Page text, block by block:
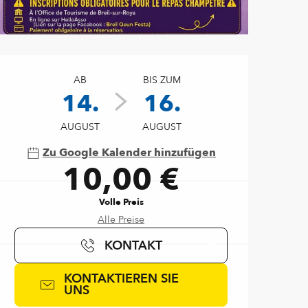
Öffnungszeiten &
AB
14.
AUGUST
BIS ZUM
16.
AUGUST
Zu Google Kalender hinzufügen
10,00 €
Volle Preis
Alle Preise
KONTAKT
KONTAKTIEREN SIE
UNS